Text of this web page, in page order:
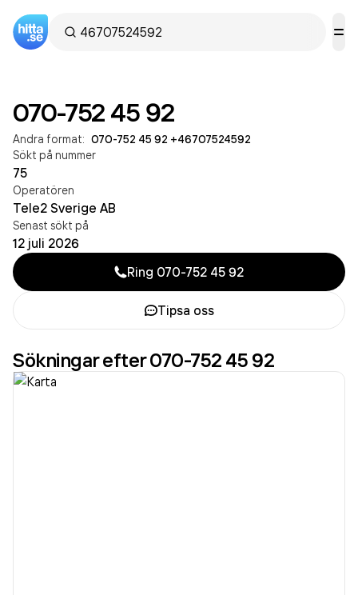
070-752 45 92
Andra format: 070-752 45 92 +46707524592
Sökt på nummer
75
Operatören
Tele2 Sverige AB
Senast sökt på
12 juli 2026
Ring 070-752 45 92
Tipsa oss
Sökningar efter 070-752 45 92